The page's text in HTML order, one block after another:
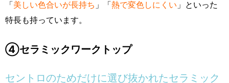
「美しい色合いが長持ち 」「熱で変色しにくい 」といった
特長も持っています。
④セラミックワークトップ
セントロのためだけに選び抜かれたセラミック